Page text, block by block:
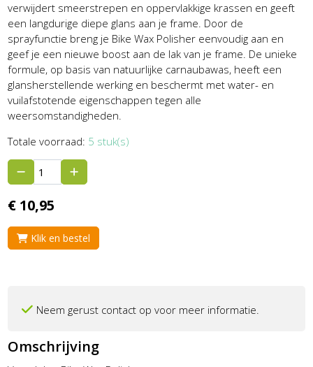
verwijdert smeerstrepen en oppervlakkige krassen en geeft
een langdurige diepe glans aan je frame. Door de
sprayfunctie breng je Bike Wax Polisher eenvoudig aan en
geef je een nieuwe boost aan de lak van je frame. De unieke
formule, op basis van natuurlijke carnaubawas, heeft een
glansherstellende werking en beschermt met water- en
vuilafstotende eigenschappen tegen alle
weersomstandigheden.
Totale voorraad: 5 stuk(s)
€ 10,95
Klik en bestel
Neem gerust contact op voor meer informatie.
Omschrijving